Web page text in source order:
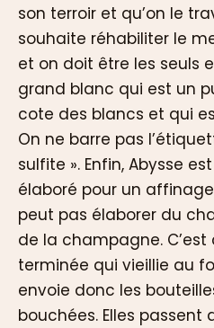
son terroir et qu’on le
souhaite réhabiliter le
et on doit être les seuls
grand blanc qui est un
cote des blancs et qui
On ne barre pas
sulfite ». Enfin, Abysse
élaboré pour un
peut pas élaborer du
de la champagne.
terminée qui vieillie au
envoie donc les
bouchées. Elles passent